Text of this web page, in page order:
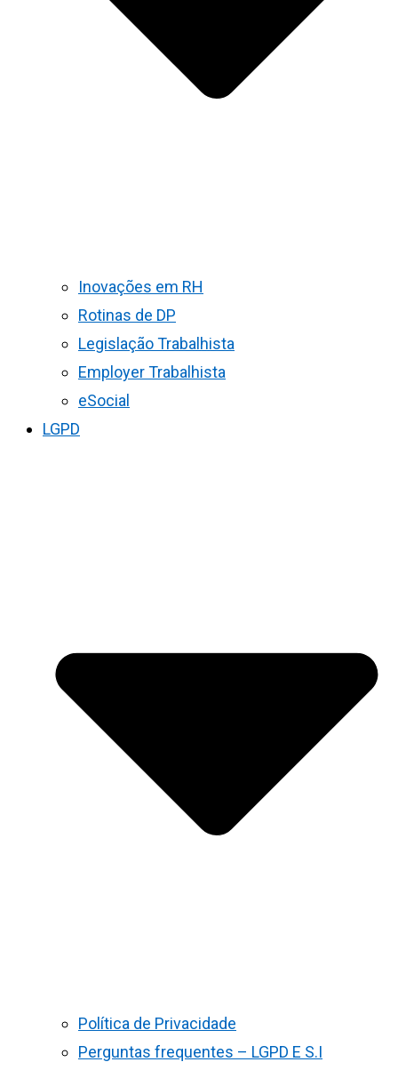
Inovações em RH
Rotinas de DP
Legislação Trabalhista
Employer Trabalhista
eSocial
LGPD
Política de Privacidade
Perguntas frequentes – LGPD E S.I